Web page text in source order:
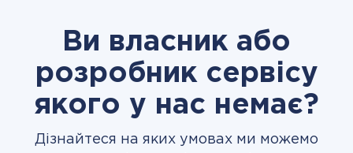
Ви власник або
розробник сервісу
якого у нас немає?
Дізнайтеся на яких умовах ми можемо